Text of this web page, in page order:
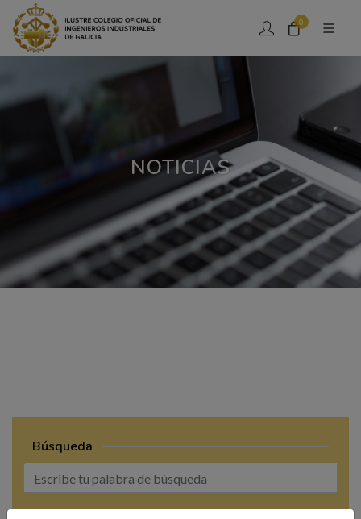
0
NOTICIAS
Búsqueda